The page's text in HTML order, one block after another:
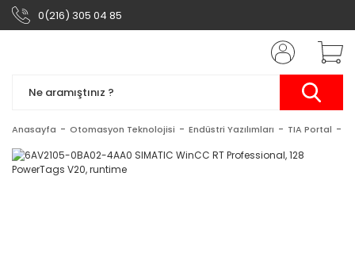
0(216) 305 04 85
Anasayfa Otomasyon Teknolojisi Endüstri Yazılımları TIA Portal